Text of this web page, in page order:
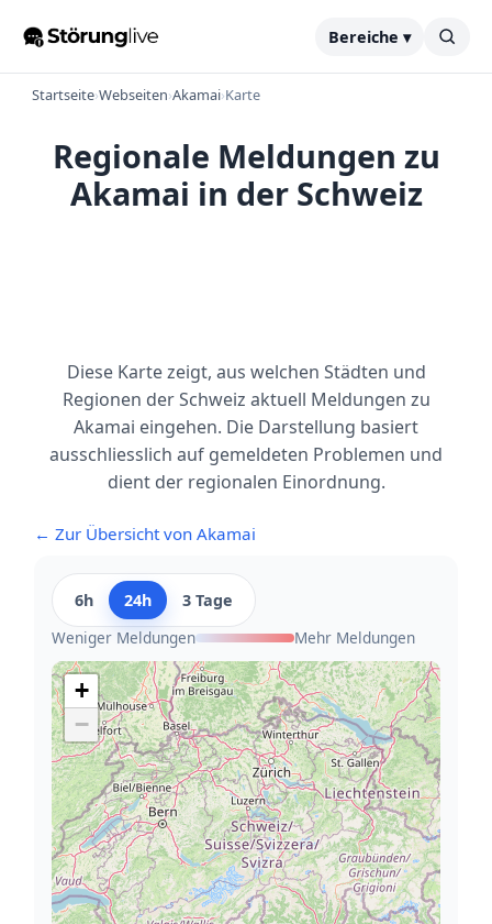
Bereiche ▾
Startseite›Webseiten›Akamai›Karte
Regionale Meldungen zu
Akamai in der Schweiz
Diese Karte zeigt, aus welchen Städten und
Regionen der Schweiz aktuell Meldungen zu
Akamai eingehen. Die Darstellung basiert
ausschliesslich auf gemeldeten Problemen und
dient der regionalen Einordnung.
← Zur Übersicht von Akamai
6h 24h
3 Tage
Weniger Meldungen
Mehr Meldungen
+
−